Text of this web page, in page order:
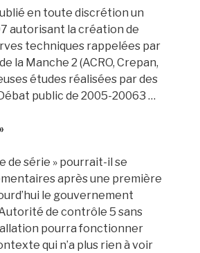
en toute discrétion un
autorisant la création de
techniques rappelées par
la Manche 2 (ACRO, Crepan,
études réalisées par des
public de 2005-20063 …
de série » pourrait-il se
après une première
le gouvernement
de contrôle 5 sans
pourra fonctionner
qui n’a plus rien à voir